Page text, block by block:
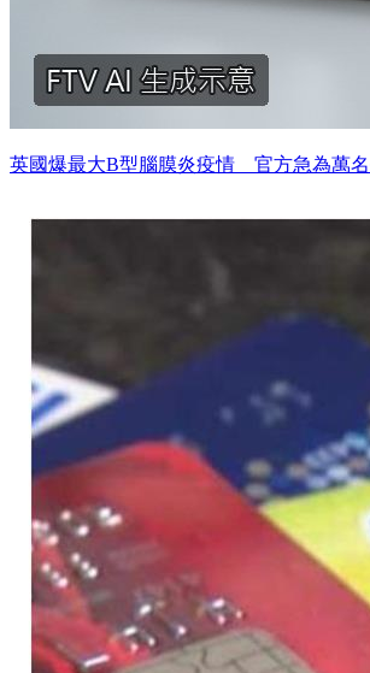
英國爆最大B型腦膜炎疫情 官方急為萬